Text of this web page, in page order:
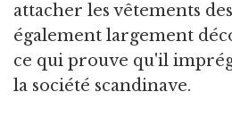
attacher les vêtements
également largement
ce qui prouve qu'il
la société scandinave.